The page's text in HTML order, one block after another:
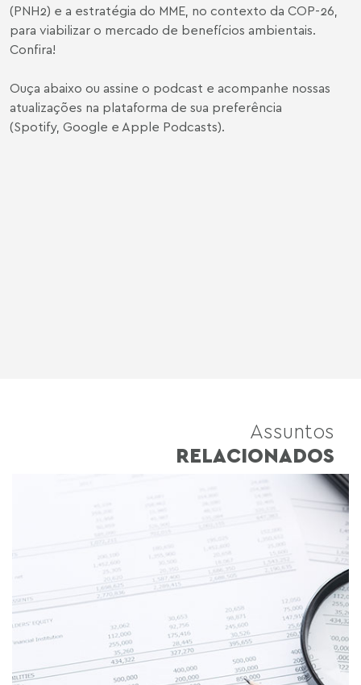
(PNH2) e a estratégia do MME, no contexto da COP-26,
para viabilizar o mercado de benefícios ambientais.
Confira!
Ouça abaixo ou assine o podcast e acompanhe nossas
atualizações na plataforma de sua preferência
(Spotify, Google e Apple Podcasts).
Assuntos
RELACIONADOS